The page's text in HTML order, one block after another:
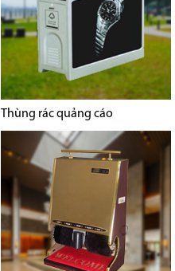
Thùng rác quảng cáo